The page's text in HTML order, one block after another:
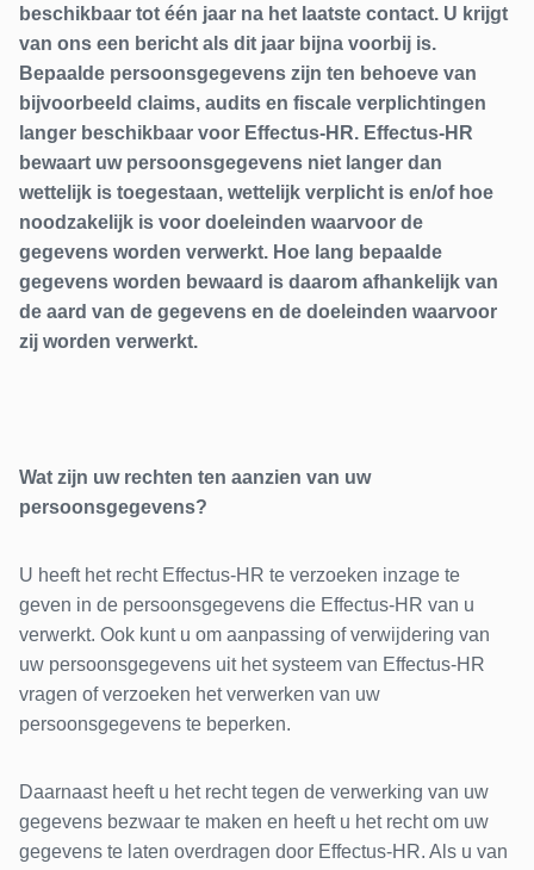
beschikbaar tot één jaar na het laatste contact. U krijgt
van ons een bericht als dit jaar bijna voorbij is.
Bepaalde persoonsgegevens zijn ten behoeve van
bijvoorbeeld claims, audits en fiscale verplichtingen
langer beschikbaar voor Effectus-HR. Effectus-HR
bewaart uw persoonsgegevens niet langer dan
wettelijk is toegestaan, wettelijk verplicht is en/of hoe
noodzakelijk is voor doeleinden waarvoor de
gegevens worden verwerkt. Hoe lang bepaalde
gegevens worden bewaard is daarom afhankelijk van
de aard van de gegevens en de doeleinden waarvoor
zij worden verwerkt.
Wat zijn uw rechten ten aanzien van uw
persoonsgegevens?
U heeft het recht Effectus-HR te verzoeken inzage te
geven in de persoonsgegevens die Effectus-HR van u
verwerkt. Ook kunt u om aanpassing of verwijdering van
uw persoonsgegevens uit het systeem van Effectus-HR
vragen of verzoeken het verwerken van uw
persoonsgegevens te beperken.
Daarnaast heeft u het recht tegen de verwerking van uw
gegevens bezwaar te maken en heeft u het recht om uw
gegevens te laten overdragen door Effectus-HR. Als u van